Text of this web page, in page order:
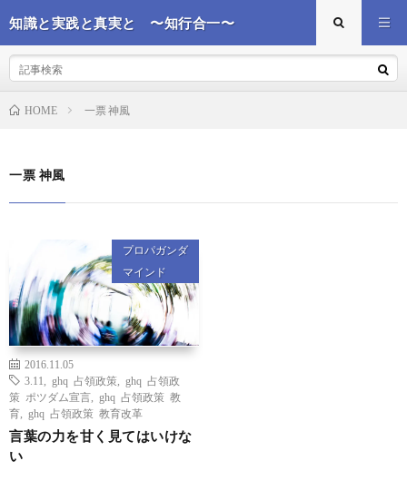
知識と実践と真実と 〜知行合一〜
HOME 一票 神風
一票 神風
プロパガンダ
マインド
2016.11.05
3.11
ghq 占領政策
ghq 占領政
策 ポツダム宣言
ghq 占領政策 教
育
ghq 占領政策 教育改革
言葉の力を甘く見てはいけな
い